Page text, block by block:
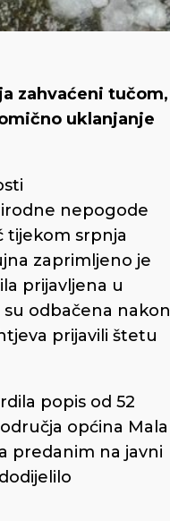
zahvaćeni tučom,
uklanjanje
nepogode
tijekom srpnja
zaprimljeno je
prijavljena u
odbačena nakon
prijavili štetu
popis od 52
općina Mala
predanim na javni